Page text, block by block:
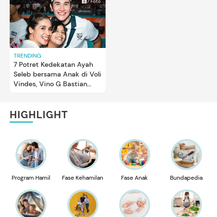
TRENDING
7 Potret Kedekatan Ayah
Seleb bersama Anak di Voli
Vindes, Vino G Bastian
HIGHLIGHT
Program Hamil Fase Kehamilan Fase Anak Bundapedia